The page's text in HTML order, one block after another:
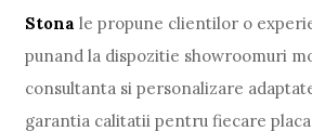
Stona le propune clientilor o
punand la dispozitie showroomuri
consultanta si personalizare
garantia calitatii pentru fiecare